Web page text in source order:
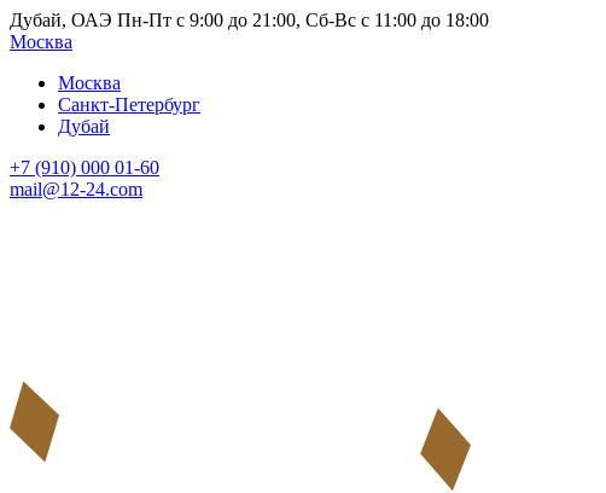
Дубай, ОАЭ Пн-Пт с 9:00 до 21:00, Сб-Вс с 11:00 до 18:00
Москва
Москва
Санкт-Петербург
Дубай
+7 (910) 000 01-60
mail@12-24.com